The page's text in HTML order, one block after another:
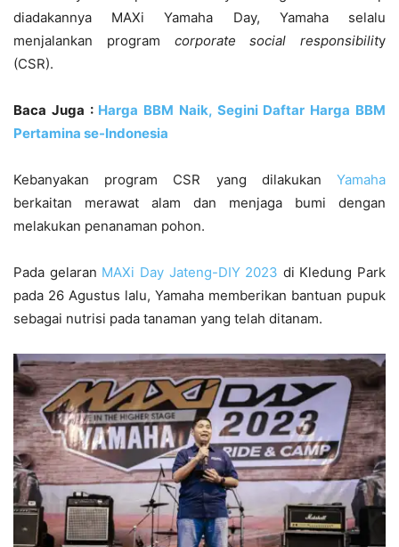
diadakannya MAXi Yamaha Day, Yamaha selalu
menjalankan program corporate social responsibility
(CSR).
Baca Juga : Harga BBM Naik, Segini Daftar Harga BBM
Pertamina se-Indonesia
Kebanyakan program CSR yang dilakukan Yamaha
berkaitan merawat alam dan menjaga bumi dengan
melakukan penanaman pohon.
Pada gelaran MAXi Day Jateng-DIY 2023 di Kledung Park
pada 26 Agustus lalu, Yamaha memberikan bantuan pupuk
sebagai nutrisi pada tanaman yang telah ditanam.